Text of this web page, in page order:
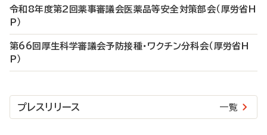
令和8年度第2回薬事審議会医薬品等安全対策部会（厚労省H
P）
第66回厚生科学審議会予防接種・ワクチン分科会（厚労省H
P）
プレスリリース 一覧